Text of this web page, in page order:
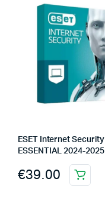
ESET Internet Security
ESSENTIAL 2024-2025
€39.00